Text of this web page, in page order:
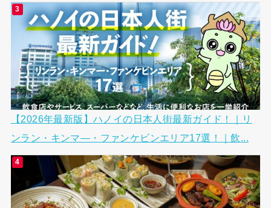
【2026年最新版】ハノイの日本人街最新ガイド！｜リ
ンラン・キンマ―・ファンケビンエリア17選！｜飲...